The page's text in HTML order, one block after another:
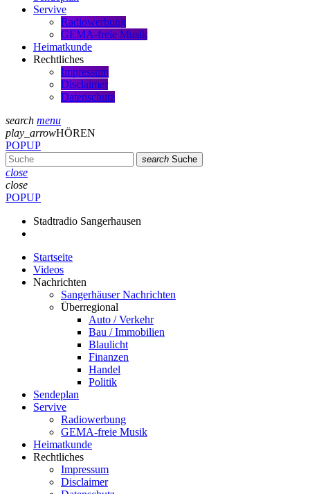
Servive
Radiowerbung
GEMA-freie Musik
Heimatkunde
Rechtliches
Impressum
Disclaimer
Datenschutz
search menu
play_arrowHÖREN
POPUP
search Suche
close
close
POPUP
Stadtradio Sangerhausen
Startseite
Videos
Nachrichten
Sangerhäuser Nachrichten
Überregional
Auto / Verkehr
Bau / Immobilien
Blaulicht
Finanzen
Handel
Politik
Sendeplan
Servive
Radiowerbung
GEMA-freie Musik
Heimatkunde
Rechtliches
Impressum
Disclaimer